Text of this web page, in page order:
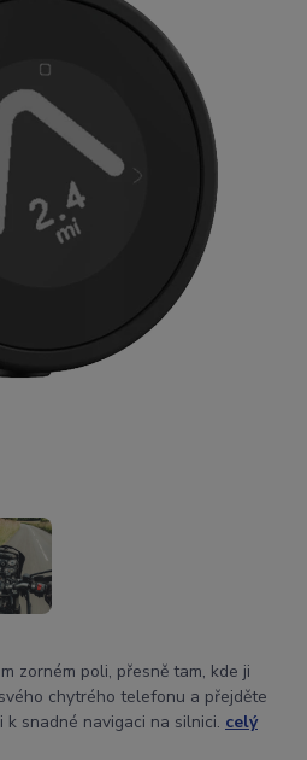
zorném poli, přesně tam, kde ji
chytrého telefonu a přejděte
snadné navigaci na silnici. celý